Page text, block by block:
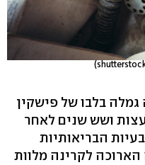
בלבו של פישקין
ושש שנים לאחר
הבריאותיות
לקרינה מלוות